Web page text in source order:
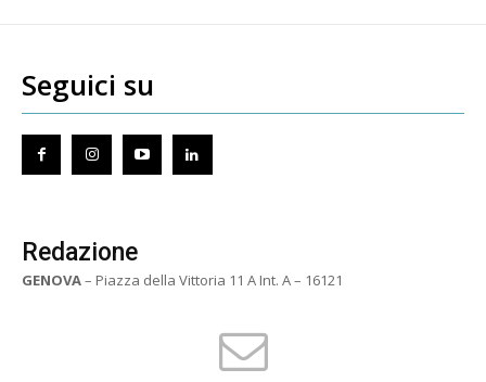
Seguici su
Redazione
GENOVA– Piazza della Vittoria 11 A Int. A – 16121